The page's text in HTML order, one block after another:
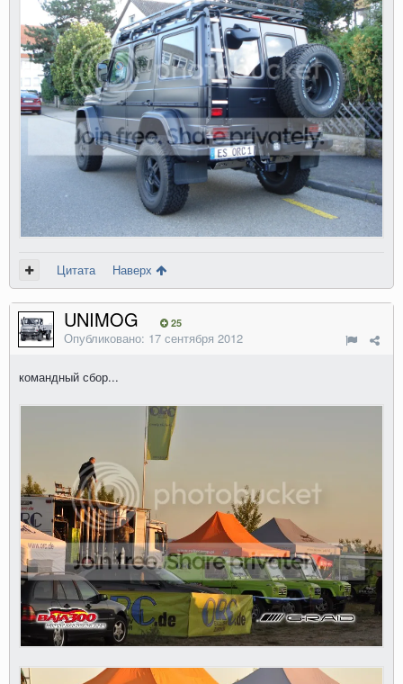
Цитата Наверх
UNIMOG 25
Опубликовано: 17 сентября 2012
командный сбор...